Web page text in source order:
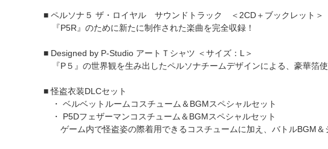
■ ペルソナ５ ザ・ロイヤル サウンドトラック ＜2CD＋ブックレット＞
『P5R』のために新たに制作された楽曲を完全収録！
■ Designed by P-Studio アートＴシャツ ＜サイズ：L＞
『P５』の世界観を生み出したペルソナチームデザインによる、豪華箔
■ 怪盗衣装DLCセット
・ ベルベットルームコスチューム＆BGMスペシャルセット
・ P5Dフェザーマンコスチューム＆BGMスペシャルセット
ゲーム内で怪盗姿の際着用できるコスチュームに加え、バトルBGM＆